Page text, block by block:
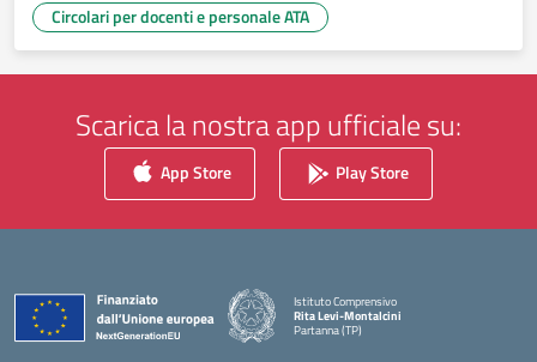
Circolari per docenti e personale ATA
Scarica la nostra app ufficiale su:
App Store Play Store
Istituto Comprensivo
Rita Levi-Montalcini
Partanna (TP)